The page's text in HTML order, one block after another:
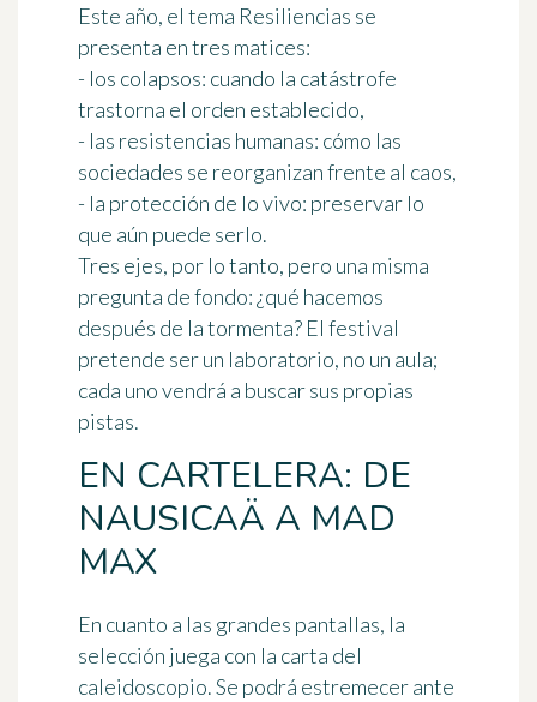
Este año, el tema Resiliencias se
presenta en tres matices:
- los colapsos: cuando la catástrofe
trastorna el orden establecido,
- las resistencias humanas: cómo las
sociedades se reorganizan frente al caos,
- la protección de lo vivo: preservar lo
que aún puede serlo.
Tres ejes, por lo tanto, pero una misma
pregunta de fondo: ¿qué hacemos
después de la tormenta? El festival
pretende ser un laboratorio, no un aula;
cada uno vendrá a buscar sus propias
pistas.
EN CARTELERA: DE
NAUSICAÄ A MAD
MAX
En cuanto a las grandes pantallas, la
selección juega con la carta del
caleidoscopio. Se podrá estremecer ante